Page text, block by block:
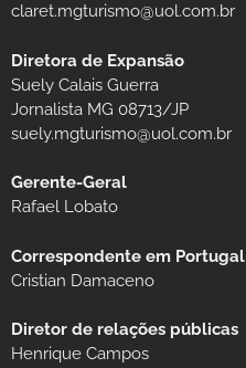
claret.mgturismo@uol.com.br
Diretora de Expansão
Suely Calais Guerra
Jornalista MG 08713/JP
suely.mgturismo@uol.com.br
Gerente-Geral
Rafael Lobato
Correspondente em Portugal
Cristian Damaceno
Diretor de relações públicas
Henrique Campos